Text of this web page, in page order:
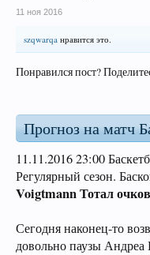
11 ноя 2016
szqwarqa нравится это.
Понравился пост?
Прогноз на матч
11.11.2016 23:00
Регулярный сезон.
Voigtmann Тотал
Сегодня наконец-то
довольно паузы Андреа